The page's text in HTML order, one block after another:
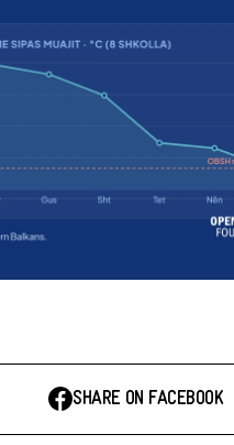
SHARE ON FACEBOOK